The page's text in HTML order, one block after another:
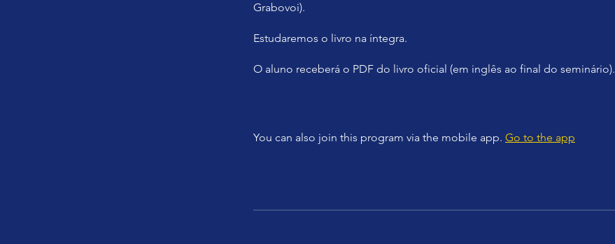
Grabovoi).
Estudaremos o livro na íntegra.
O aluno receberá o PDF do livro oficial (em inglês ao final do seminário).
You can also join this program via the mobile app. Go to the app